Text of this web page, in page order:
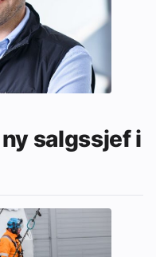
salgssjef i